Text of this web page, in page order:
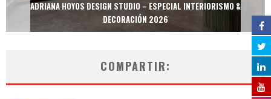
ADRIANA HOYOS DESIGN STUDIO – ESPECIAL INTERIORISMO &
DECORACIÓN 2026
COMPARTIR: